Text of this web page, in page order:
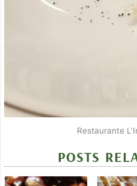
Restaurante
POSTS